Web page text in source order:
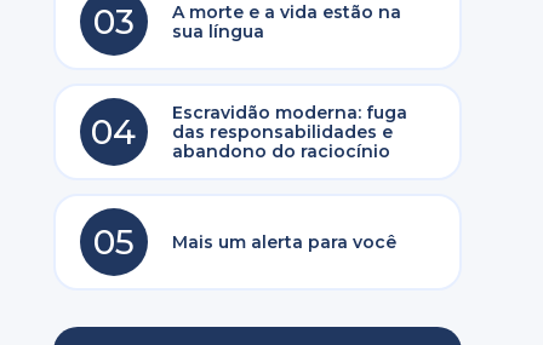
03
A morte e a vida estão na
sua língua
04
Escravidão moderna: fuga
das responsabilidades e
abandono do raciocínio
05 Mais um alerta para você